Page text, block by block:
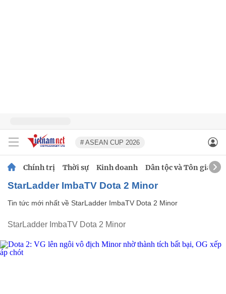
# ASEAN CUP 2026
Chính trị Thời sự Kinh doanh Dân tộc và Tôn giáo
StarLadder ImbaTV Dota 2 Minor
Tin tức mới nhất về StarLadder ImbaTV Dota 2 Minor
StarLadder ImbaTV Dota 2 Minor